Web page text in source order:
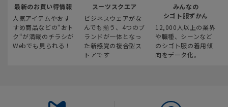
最新のお買い得情報
人気アイテムやおす
すめ商品などの“おト
ク“が満載のチラシが
Webでも見られる！
スーツスクエア
ビジネスウェアがな
んでも揃う、4つのブ
ランドが一体となっ
た新感覚の複合型ス
トアです
みんなの
シゴト服ずかん
12,000人以上の業界
や職種、シーンなど
のシゴト服の着用傾
向をデータ化。